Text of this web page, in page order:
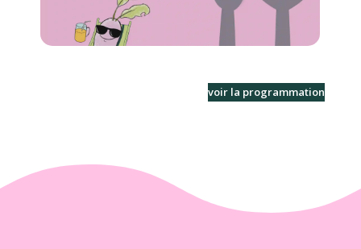
voir la programmation